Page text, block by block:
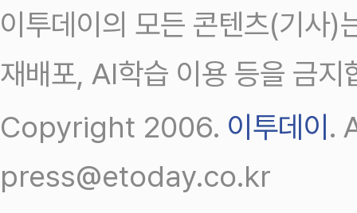
이투데이의 모든 콘텐츠(기사)
재배포, AI학습 이용 등을 금지
Copyright 2006. 이투데이.
press@etoday.co.kr